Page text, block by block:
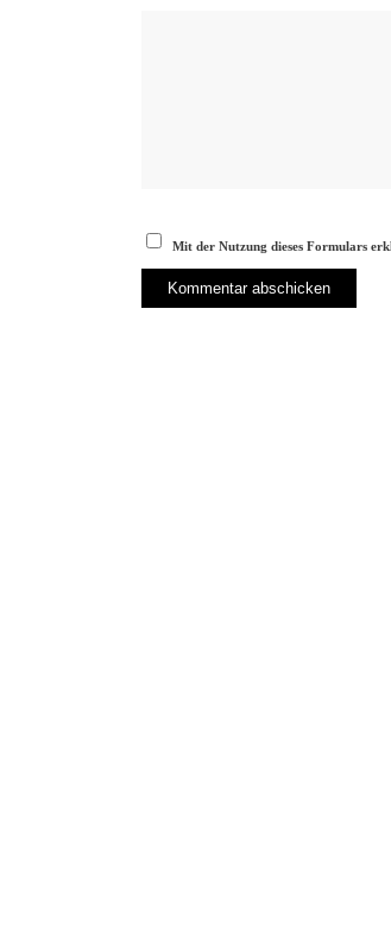
Mit der Nutzung dieses Formulars